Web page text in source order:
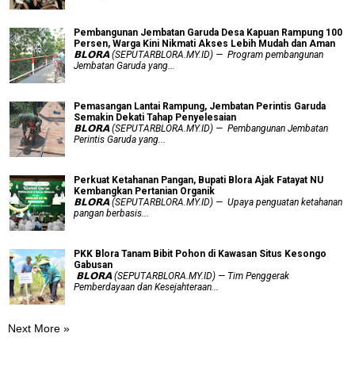
Pembangunan Jembatan Garuda Desa Kapuan Rampung 100
Persen, Warga Kini Nikmati Akses Lebih Mudah dan Aman
𝗕𝗟𝗢𝗥𝗔 (SEPUTARBLORA.MY.ID) — Program pembangunan
Jembatan Garuda yang...
Pemasangan Lantai Rampung, Jembatan Perintis Garuda
Semakin Dekati Tahap Penyelesaian
𝗕𝗟𝗢𝗥𝗔 (SEPUTARBLORA.MY.ID) — Pembangunan Jembatan
Perintis Garuda yang...
​Perkuat Ketahanan Pangan, Bupati Blora Ajak Fatayat NU
Kembangkan Pertanian Organik
𝗕𝗟𝗢𝗥𝗔 (SEPUTARBLORA.MY.ID) — Upaya penguatan ketahanan
pangan berbasis...
PKK Blora Tanam Bibit Pohon di Kawasan Situs Kesongo
Gabusan
‎ 𝗕𝗟𝗢𝗥𝗔 (SEPUTARBLORA.MY.ID) — Tim Penggerak
Pemberdayaan dan Kesejahteraan...
Next More »